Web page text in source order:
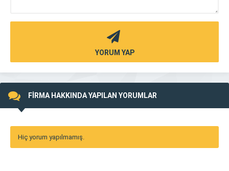
YORUM YAP
FİRMA HAKKINDA YAPILAN YORUMLAR
Hiç yorum yapılmamış.